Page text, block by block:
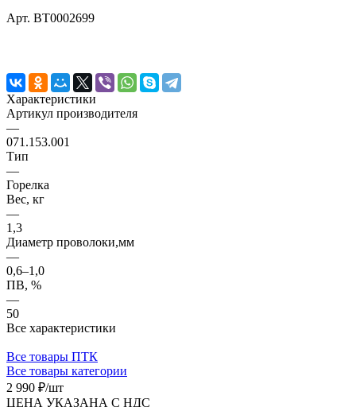
Арт. BT0002699
Характеристики
Артикул производителя
—
071.153.001
Тип
—
Горелка
Вес, кг
—
1,3
Диаметр проволоки,мм
—
0,6–1,0
ПВ, %
—
50
Все характеристики
Все товары ПТК
Все товары категории
2 990 ₽/шт
ЦЕНА УКАЗАНА С НДС